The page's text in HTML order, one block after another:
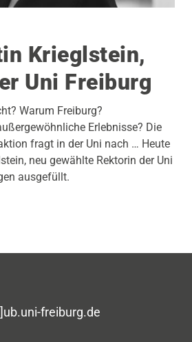
Krieglstein,
Uni Freiburg
Warum Freiburg?
Erlebnisse? Die
fragt in der Uni nach … Heute
neu gewählte Rektorin der Uni
ausgefüllt.
freiburg.de